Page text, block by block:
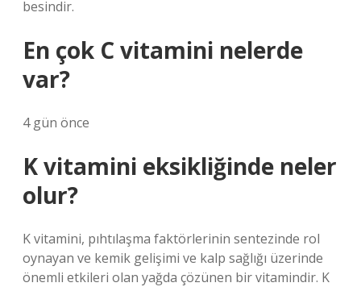
besindir.
En çok C vitamini nelerde
var?
4 gün önce
K vitamini eksikliğinde neler
olur?
K vitamini, pıhtılaşma faktörlerinin sentezinde rol
oynayan ve kemik gelişimi ve kalp sağlığı üzerinde
önemli etkileri olan yağda çözünen bir vitamindir. K